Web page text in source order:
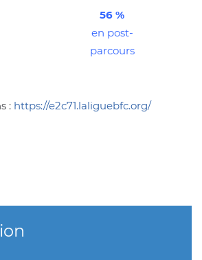
56 %
en post-
parcours
: https://e2c71.laliguebfc.org/